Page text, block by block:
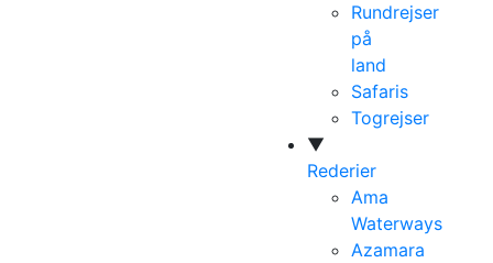
Rundrejser
på
land
Safaris
Togrejser
▼
Rederier
Ama
Waterways
Azamara